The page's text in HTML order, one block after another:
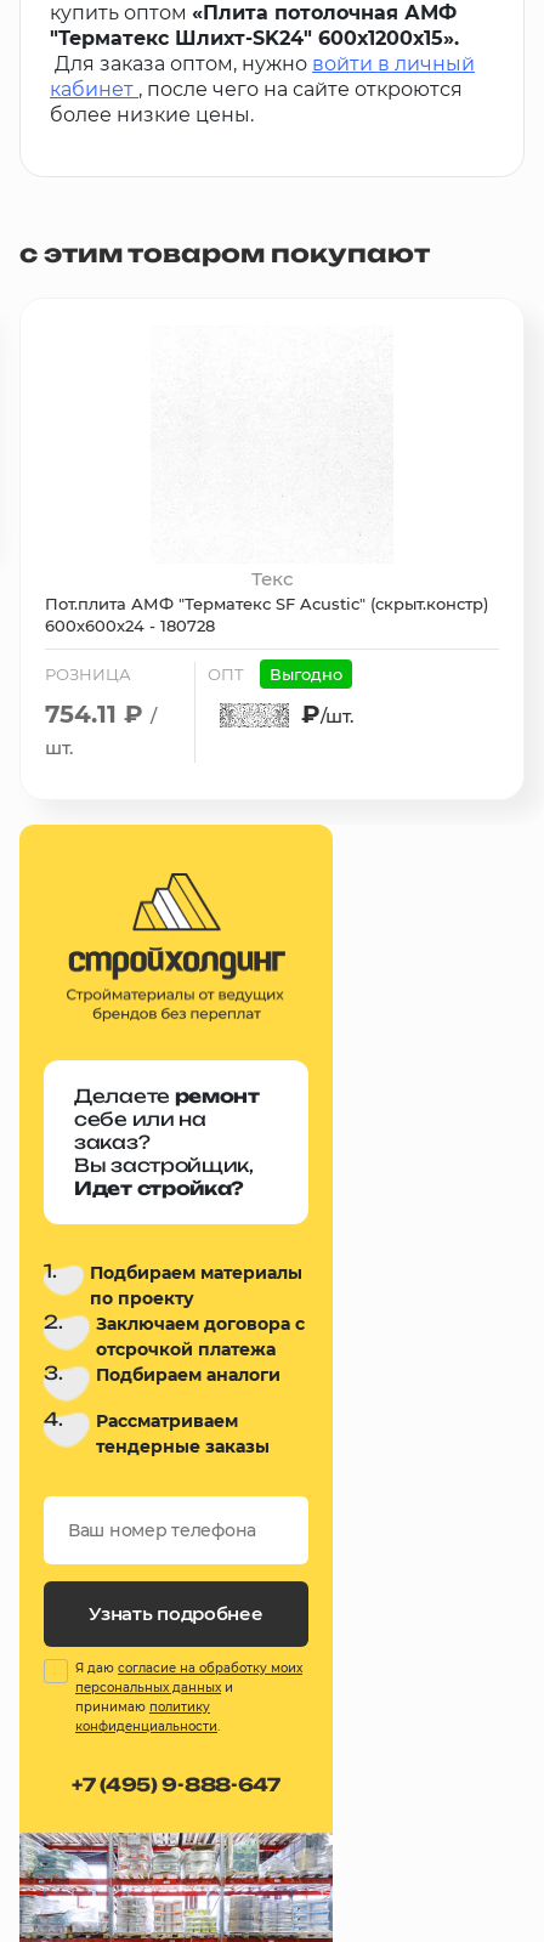
купить оптом «Плита потолочная АМФ
"Терматекс Шлихт-SK24" 600х1200х15».
Для заказа оптом, нужно войти в личный
кабинет , после чего на сайте откроются
более низкие цены.
с этим товаром покупают
Текс
Пот.плита АМФ "Терматекс SF Acustic" (скрыт.констр)
600х600х24 - 180728
РОЗНИЦА
754.11 ₽ /
шт.
ОПТ Выгодно
₽/шт.
Делаете ремонт
себе или на
заказ?
Вы застройщик,
Идет стройка?
1.
Подбираем материалы
по проекту
2.
Заключаем договора с
отсрочкой платежа
3. Подбираем аналоги
4.
Рассматриваем
тендерные заказы
Узнать подробнее
Я даю согласие на обработку моих
персональных данных и
принимаю политику
конфиденциальности.
+7 (495) 9-888-647